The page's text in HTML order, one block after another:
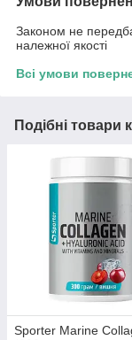
Законом не
належної якості
Всі умови
Подібні товари
Sporter Marine